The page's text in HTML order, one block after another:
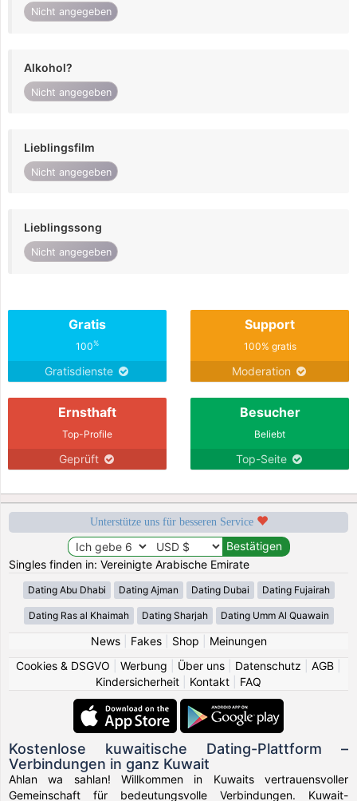
Nicht angegeben
Alkohol?
Nicht angegeben
Lieblingsfilm
Nicht angegeben
Lieblingssong
Nicht angegeben
Gratis
100%
Gratisdienste
Support
100% gratis
Moderation
Ernsthaft
Top-Profile
Geprüft
Besucher
Beliebt
Top-Seite
Unterstütze uns für besseren Service
Singles finden in: Vereinigte Arabische Emirate
Dating Abu Dhabi Dating Ajman Dating Dubai Dating Fujairah
Dating Ras al Khaimah Dating Sharjah Dating Umm Al Quawain
News| Fakes| Shop
Meinungen
Cookies & DSGVO
Werbung Über uns Datenschutz AGB
Kindersicherheit
Kontakt FAQ
Kostenlose kuwaitische Dating-Plattform –
Verbindungen in ganz Kuwait
Ahlan wa sahlan! Willkommen in Kuwaits vertrauensvoller
Gemeinschaft für bedeutungsvolle Verbindungen. Kuwait-